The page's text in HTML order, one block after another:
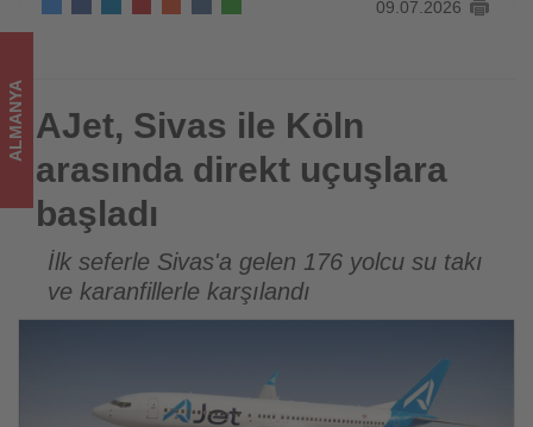
-
Tourexpi,
sizler
için
turizmde
olup
bitenleri
ediyor!
09.07.2026
AJet, Sivas ile Köln arasında direkt uçuşlara başladı
ALMANYA AJet, Sivas ile Köln
arasında direkt uçuşlara
başladı
İlk seferle Sivas'a gelen 176 yolcu su takı
ve karanfillerle karşılandı